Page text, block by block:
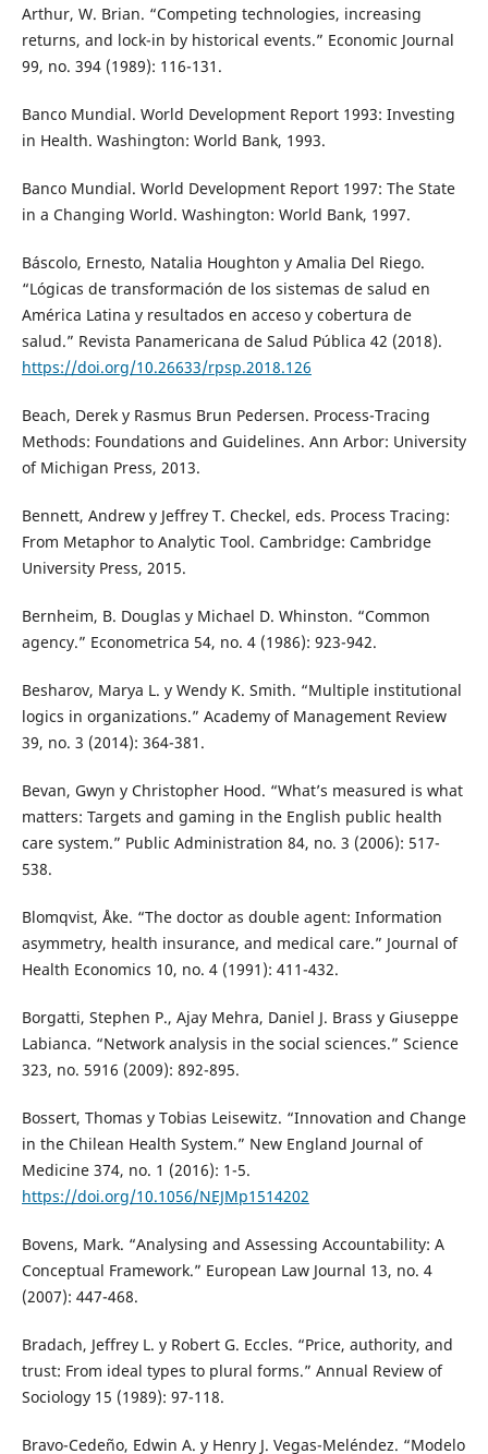
Arthur, W. Brian. “Competing technologies, increasing
returns, and lock-in by historical events.” Economic Journal
99, no. 394 (1989): 116-131.
Banco Mundial. World Development Report 1993: Investing
in Health. Washington: World Bank, 1993.
Banco Mundial. World Development Report 1997: The State
in a Changing World. Washington: World Bank, 1997.
Báscolo, Ernesto, Natalia Houghton y Amalia Del Riego.
“Lógicas de transformación de los sistemas de salud en
América Latina y resultados en acceso y cobertura de
salud.” Revista Panamericana de Salud Pública 42 (2018).
https://doi.org/10.26633/rpsp.2018.126
Beach, Derek y Rasmus Brun Pedersen. Process-Tracing
Methods: Foundations and Guidelines. Ann Arbor: University
of Michigan Press, 2013.
Bennett, Andrew y Jeffrey T. Checkel, eds. Process Tracing:
From Metaphor to Analytic Tool. Cambridge: Cambridge
University Press, 2015.
Bernheim, B. Douglas y Michael D. Whinston. “Common
agency.” Econometrica 54, no. 4 (1986): 923-942.
Besharov, Marya L. y Wendy K. Smith. “Multiple institutional
logics in organizations.” Academy of Management Review
39, no. 3 (2014): 364-381.
Bevan, Gwyn y Christopher Hood. “What’s measured is what
matters: Targets and gaming in the English public health
care system.” Public Administration 84, no. 3 (2006): 517-
538.
Blomqvist, Åke. “The doctor as double agent: Information
asymmetry, health insurance, and medical care.” Journal of
Health Economics 10, no. 4 (1991): 411-432.
Borgatti, Stephen P., Ajay Mehra, Daniel J. Brass y Giuseppe
Labianca. “Network analysis in the social sciences.” Science
323, no. 5916 (2009): 892-895.
Bossert, Thomas y Tobias Leisewitz. “Innovation and Change
in the Chilean Health System.” New England Journal of
Medicine 374, no. 1 (2016): 1-5.
https://doi.org/10.1056/NEJMp1514202
Bovens, Mark. “Analysing and Assessing Accountability: A
Conceptual Framework.” European Law Journal 13, no. 4
(2007): 447-468.
Bradach, Jeffrey L. y Robert G. Eccles. “Price, authority, and
trust: From ideal types to plural forms.” Annual Review of
Sociology 15 (1989): 97-118.
Bravo-Cedeño, Edwin A. y Henry J. Vegas-Meléndez. “Modelo